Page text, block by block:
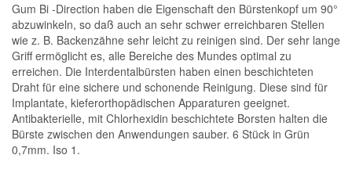
Gum Bi -Direction haben die Eigenschaft den Bürstenkopf um 90°
abzuwinkeln, so daß auch an sehr schwer erreichbaren Stellen
wie z. B. Backenzähne sehr leicht zu reinigen sind. Der sehr lange
Griff ermöglicht es, alle Bereiche des Mundes optimal zu
erreichen. Die Interdentalbürsten haben einen beschichteten
Draht für eine sichere und schonende Reinigung. Diese sind für
Implantate, kieferorthopädischen Apparaturen geeignet.
Antibakterielle, mit Chlorhexidin beschichtete Borsten halten die
Bürste zwischen den Anwendungen sauber. 6 Stück in Grün
0,7mm. Iso 1.